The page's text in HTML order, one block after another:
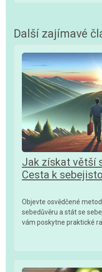
Další zajímavé
Jak získat větší
Cesta k
Objevte osvědčené
sebedůvěru a stát se
vám poskytne praktické